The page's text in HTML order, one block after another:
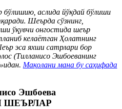
аслида йўқдай бўлиши
Шеърда сўзнинг,
ўқувчи онгостида шеър
келаётган Ҳолатнинг
эса яхши сатрлари бор
(Тилланисо Эшбоеванинг
Мақолани мана бу саҳифада
Эшбоева
ШЕЪРЛАР